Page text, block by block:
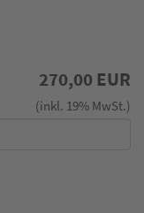
270,00 EUR
(inkl. 19% MwSt.)